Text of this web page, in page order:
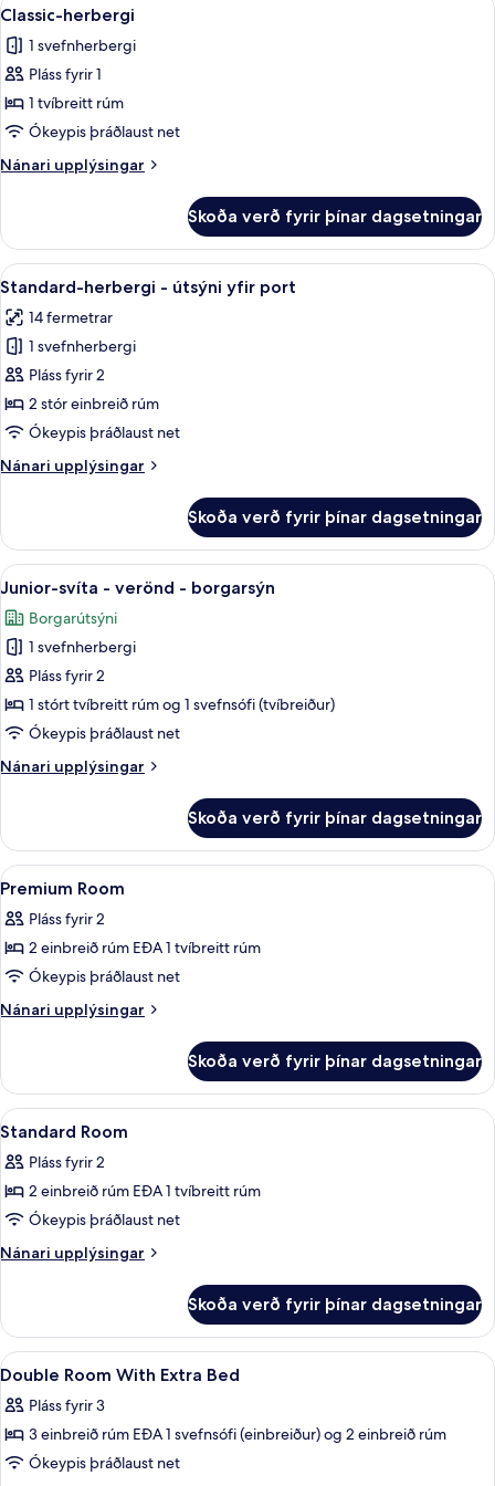
allar
myndir
fyrir
Classic-
herbergi
5
Classic-herbergi
1 svefnherbergi
Pláss fyrir 1
1 tvíbreitt rúm
Ókeypis þráðlaust net
Nánari upplýsingar
Nánari
herbergi
Skoða verð fyrir þínar dagsetningar
Skoða
allar
myndir
fyrir
Standard-
herbergi
-
yfir
Standard-herbergi - útsýni yfir port
8
Standard-herbergi - útsýni yfir port
14 fermetrar
1 svefnherbergi
Pláss fyrir 2
2 stór einbreið rúm
Ókeypis þráðlaust net
Nánari upplýsingar
Nánari
herbergi
útsýni
port
Skoða verð fyrir þínar dagsetningar
Skoða
allar
myndir
fyrir
Junior-
svíta
-
-
Junior-svíta - verönd - borgarsýn |
6
Junior-svíta - verönd - borgarsýn
Borgarútsýni
1 svefnherbergi
Pláss fyrir 2
1 stórt tvíbreitt rúm og 1 svefnsófi (tvíbreiður)
Ókeypis þráðlaust net
Nánari upplýsingar
Nánari
svíta
verönd
borgarsýn
Skoða verð fyrir þínar dagsetningar
Skoða
allar
myndir
fyrir
Premium
Room
Míníbar, öryggishólf í herbergi,
4
Premium Room
Pláss fyrir 2
2 einbreið rúm EÐA 1 tvíbreitt rúm
Ókeypis þráðlaust net
Nánari upplýsingar
Nánari
Room
Skoða verð fyrir þínar dagsetningar
Skoða
allar
myndir
fyrir
Standard
Room
Míníbar, öryggishólf í herbergi,
7
Standard Room
Pláss fyrir 2
2 einbreið rúm EÐA 1 tvíbreitt rúm
Ókeypis þráðlaust net
Nánari upplýsingar
Nánari
Room
Skoða verð fyrir þínar dagsetningar
Skoða
allar
myndir
fyrir
Double
Míníbar, öryggishólf í herbergi,
3
Double Room With Extra Bed
Pláss fyrir 3
3 einbreið rúm EÐA 1 svefnsófi (einbreiður) og 2 einbreið rúm
Ókeypis þráðlaust net